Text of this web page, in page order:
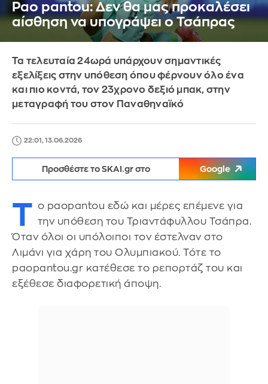
Pao pantou: Δεν θα μας προκαλέσει
αίσθηση να υπογράψει ο Τσάπρας
Τα τελευταία 24ωρά υπάρχουν σημαντικές
εξελίξεις στην υπόθεση όπου φέρνουν όλο ένα
και πιο κοντά, τον 23χρονο δεξιό μπακ, στην
μεταγραφή του στον Παναθηναϊκό
22:01, 13.06.2026
Προσθέστε το SKAI.gr στο Google
Τ ο paopantou εδώ και μέρες επέμενε για
την υπόθεση του Τριαντάφυλλου Τσάπρα.
Όταν όλοι οι υπόλοιποι τον έστελναν στο
Λιμάνι για χάρη του Ολυμπιακού. Τότε το
paopantou.gr κατέθεσε το ρεπορτάζ του και
εξέθεσε διαφορετική άποψη.